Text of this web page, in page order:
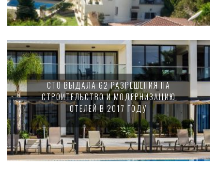
СТО ВЫДАЛА 62 РАЗРЕШЕНИЯ НА
СТРОИТЕЛЬСТВО И МОДЕРНИЗАЦИЮ
ОТЕЛЕЙ В 2017 ГОДУ